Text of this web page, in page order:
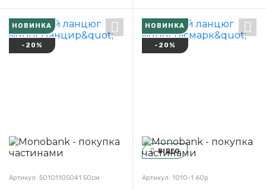
НОВИНКА
-20%
Артикул: 50101105041 50см
НОВИНКА
-20%
ВІДЕО
Артикул: 1010-1 60р